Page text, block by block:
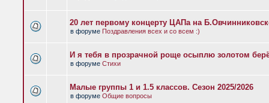
20 лет первому концерту ЦАПа на
в форуме Поздравления всех и со всем :)
И я тебя в прозрачной роще осыплю золотом
в форуме Стихи
Малые группы 1 и 1.5 классов. Сезон 2025/2026
в форуме Общие вопросы